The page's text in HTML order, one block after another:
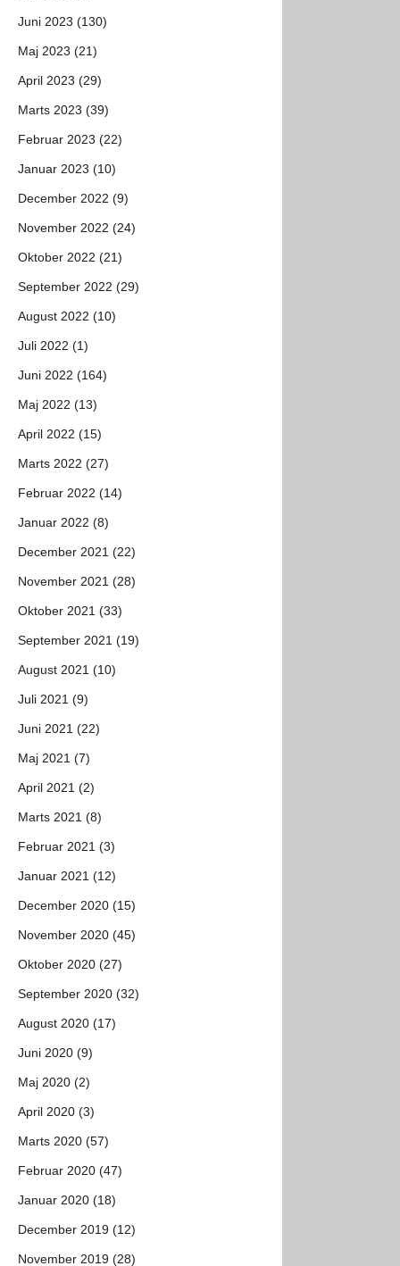
Juni 2023 (130)
Maj 2023 (21)
April 2023 (29)
Marts 2023 (39)
Februar 2023 (22)
Januar 2023 (10)
December 2022 (9)
November 2022 (24)
Oktober 2022 (21)
September 2022 (29)
August 2022 (10)
Juli 2022 (1)
Juni 2022 (164)
Maj 2022 (13)
April 2022 (15)
Marts 2022 (27)
Februar 2022 (14)
Januar 2022 (8)
December 2021 (22)
November 2021 (28)
Oktober 2021 (33)
September 2021 (19)
August 2021 (10)
Juli 2021 (9)
Juni 2021 (22)
Maj 2021 (7)
April 2021 (2)
Marts 2021 (8)
Februar 2021 (3)
Januar 2021 (12)
December 2020 (15)
November 2020 (45)
Oktober 2020 (27)
September 2020 (32)
August 2020 (17)
Juni 2020 (9)
Maj 2020 (2)
April 2020 (3)
Marts 2020 (57)
Februar 2020 (47)
Januar 2020 (18)
December 2019 (12)
November 2019 (28)